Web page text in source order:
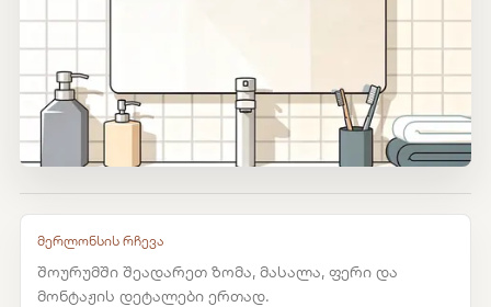
მერლონსის რჩევა
შოურუმში შეადარეთ ზომა, მასალა, ფერი და
მონტაჟის დეტალები ერთად.